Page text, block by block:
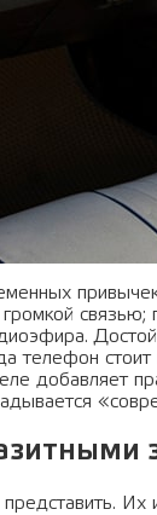
телефон
добавляет
Их